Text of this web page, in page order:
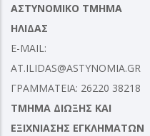
ΑΣΤΥΝΟΜΙΚΟ ΤΜΗΜΑ
ΗΛΙΔΑΣ
E-MAIL:
AT.ILIDAS@ASTYNOMIA.GR
ΓΡΑΜΜΑΤΕΙΑ: 26220 38218
ΤΜΗΜΑ ΔΙΩΞΗΣ ΚΑΙ
ΕΞΙΧΝΙΑΣΗΣ ΕΓΚΛΗΜΑΤΩΝ